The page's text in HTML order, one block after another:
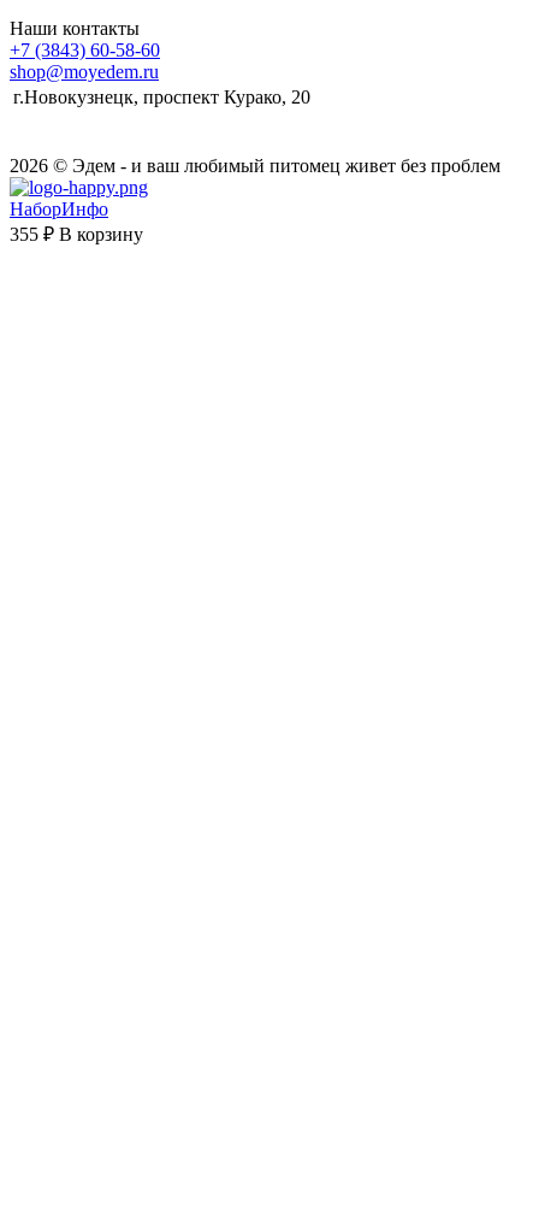
Наши контакты
+7 (3843) 60-58-60
shop@moyedem.ru
г.Новокузнецк, проспект Курако, 20
2026 © Эдем - и ваш любимый питомец живет без проблем
НаборИнфо
355 ₽ В корзину